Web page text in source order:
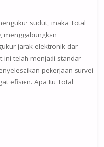
sudut, maka Total
menggabungkan
jarak elektronik dan
ini telah menjadi standar
pekerjaan survei
efisien. Apa Itu Total